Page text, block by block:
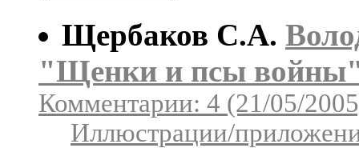
Щербаков С.А.
"Щенки и псы
Комментарии: 4 (21/05/
Иллюстрации/